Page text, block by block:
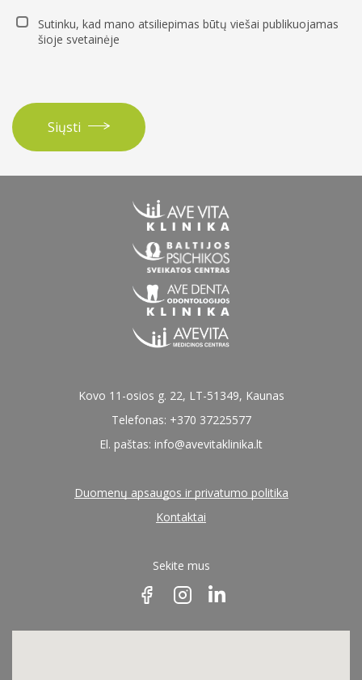
Sutinku, kad mano atsiliepimas būtų viešai publikuojamas
šioje svetainėje
Siųsti
Kovo 11-osios g. 22, LT-51349, Kaunas
Telefonas: +370 37225577
El. paštas: info@avevitaklinika.lt
Duomenų apsaugos ir privatumo politika
Kontaktai
Sekite mus